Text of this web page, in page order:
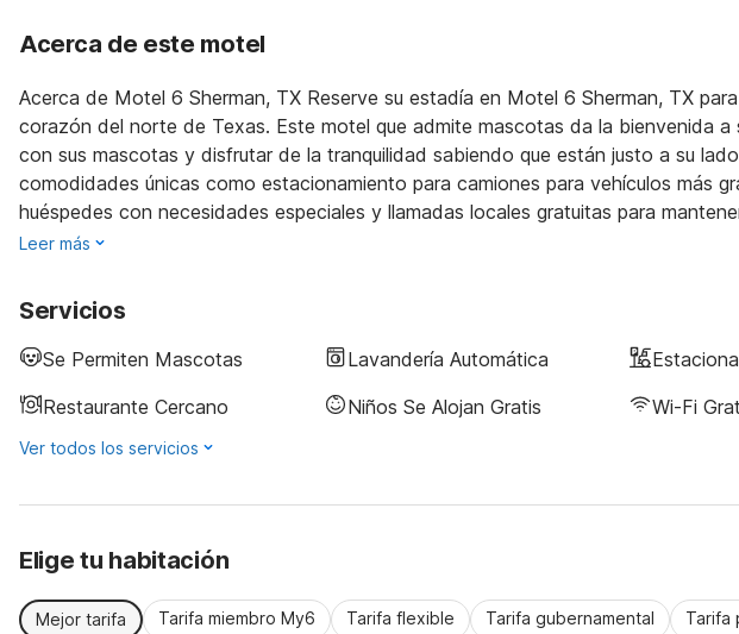
Acerca de este motel
Acerca de Motel 6 Sherman, TX Reserve su estadía en Motel 6 Sherman, TX
corazón del norte de Texas. Este motel que admite mascotas da la bienvenida a
con sus mascotas y disfrutar de la tranquilidad sabiendo que están justo a su
comodidades únicas como estacionamiento para camiones para vehículos más
huéspedes con necesidades especiales y llamadas locales gratuitas para
Leer más
Servicios
Se Permiten Mascotas Lavandería Automática
Restaurante Cercano
Niños Se Alojan Gratis Wi-Fi
Ver todos los servicios
Elige tu habitación
Mejor tarifa Tarifa miembro My6 Tarifa flexible Tarifa gubernamental Tarifa